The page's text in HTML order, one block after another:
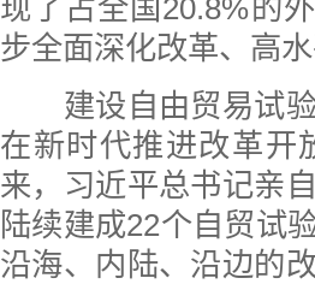
现了占全国20.8%的
步全面深化改革、高
建设自由贸易试验
在新时代推进改革开
来，习近平总书记亲
陆续建成22个自贸试
沿海、内陆、沿边的